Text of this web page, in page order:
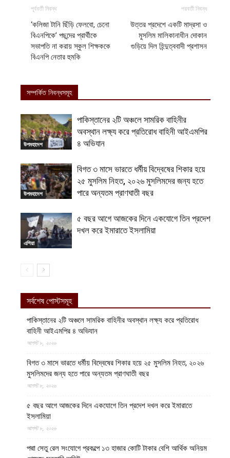
পূর্ববর্তী নিবন্ধ
‘কলিজা টানি ছিঁড়ি ফেলবো, চেনো
বিএনপিকে’ পছন্দের প্রার্থীকে
সভাপতি না করায় স্কুল শিক্ষককে
বিএনপি নেতার হুমকি
পরবর্তী নিবন্ধ
উত্তর প্রদেশে একটি মাদ্রসা ও
মুসলিম মালিকানাধীন দোকান
গুড়িয়ে দিল হিন্দুত্ববাদী প্রশাসন
সম্পর্কিত নিবন্ধসমূহ
উপমহাদেশ
পাকিস্তানের ২টি অঞ্চলে সামরিক বাহিনীর
অবস্থান লক্ষ্য করে প্রতিরোধ বাহিনী আইএমপির
৪ অভিযান
উপমহাদেশ
বিগত ৩ মাসে ভারতে ধর্মীয় বিদ্বেষের শিকার হয়ে
২৫ মুসলিম নিহত, ২০২৬ মুসলিমদের জন্য হতে
পারে অন্যতম প্রাণঘাতী বছর
এশিয়া
৫ বছর আগে আজকের দিনে একযোগে তিন প্রদেশ
দখল করে ইমারাতে ইসলামিয়া
সর্বশেষ পোস্টসমূহ
পাকিস্তানের ২টি অঞ্চলে সামরিক বাহিনীর অবস্থান লক্ষ্য করে প্রতিরোধ
বাহিনী আইএমপির ৪ অভিযান
আগস্ট ৮, ২০২৬
বিগত ৩ মাসে ভারতে ধর্মীয় বিদ্বেষের শিকার হয়ে ২৫ মুসলিম নিহত, ২০২৬
মুসলিমদের জন্য হতে পারে অন্যতম প্রাণঘাতী বছর
আগস্ট ৮, ২০২৬
৫ বছর আগে আজকের দিনে একযোগে তিন প্রদেশ দখল করে ইমারাতে
ইসলামিয়া
আগস্ট ৮, ২০২৬
পদ্মা সেতু রেল সংযোগে প্রকল্পে ১৩ হাজার কোটি টাকার বেশি আর্থিক অনিয়ম